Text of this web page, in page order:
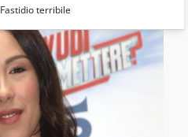
Fastidio terribile